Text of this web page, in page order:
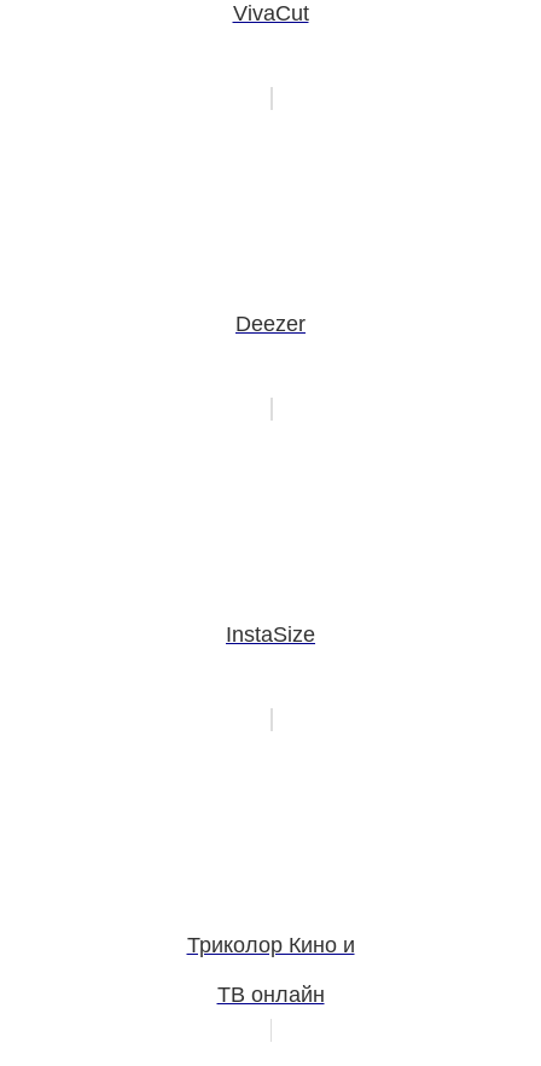
VivaCut
Deezer
InstaSize
Триколор Кино и
ТВ онлайн